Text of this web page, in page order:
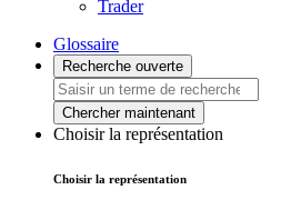
Trader
Glossaire
Recherche ouverte
Chercher maintenant
Choisir la représentation
Choisir la représentation